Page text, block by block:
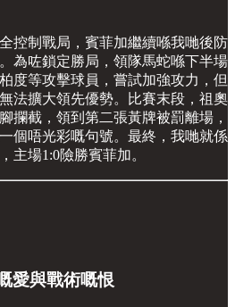
控制戰局，賓菲加繼續喺我哋後防
為咗鎖定勝局，領隊馬蛇喺下半場
度等攻擊球員，嘗試加強攻力，但
法擴大領先優勢。比賽末段，祖奧
攔截，領到第二張黃牌被罰離場，
個唔光彩嘅句號。最終，我哋就係
主場1:0險勝賓菲加。
愛與戰術嘅恨